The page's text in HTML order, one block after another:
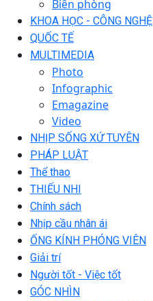
Biên phòng
KHOA HỌC - CÔNG NGHỆ
QUỐC TẾ
MULTIMEDIA
Photo
Infographic
Emagazine
Video
NHỊP SỐNG XỨ TUYÊN
PHÁP LUẬT
Thể thao
THIẾU NHI
Chính sách
Nhịp cầu nhân ái
ỐNG KÍNH PHÓNG VIÊN
Giải trí
Người tốt - Việc tốt
GÓC NHÌN